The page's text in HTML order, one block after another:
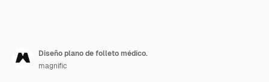
Diseño plano de folleto médico.
magnific